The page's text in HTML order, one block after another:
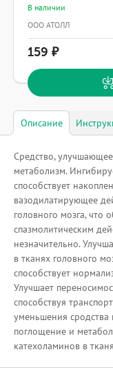
В наличии
ООО АТОЛЛ
159
Описание
Средство,
метаболизм.
способствует
вазодилатирующее
головного мозга,
спазмолитическим
незначительно.
в тканях головного
способствует
Улучшает
способствуя
уменьшения сродства
поглощение и
катехоламинов в